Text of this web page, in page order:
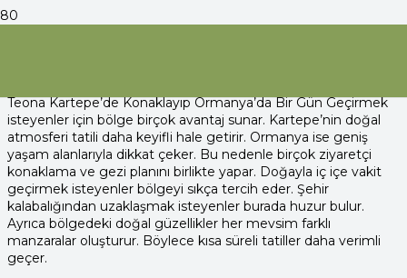
Teona Kartepe’de Konaklayıp Ormanya’da Bir Gün Geçirmek
isteyenler için bölge birçok avantaj sunar. Kartepe’nin doğal
atmosferi tatili daha keyifli hale getirir. Ormanya ise geniş
yaşam alanlarıyla dikkat çeker. Bu nedenle birçok ziyaretçi
konaklama ve gezi planını birlikte yapar. Doğayla iç içe vakit
geçirmek isteyenler bölgeyi sıkça tercih eder. Şehir
kalabalığından uzaklaşmak isteyenler burada huzur bulur.
Ayrıca bölgedeki doğal güzellikler her mevsim farklı
manzaralar oluşturur. Böylece kısa süreli tatiller daha verimli
geçer.